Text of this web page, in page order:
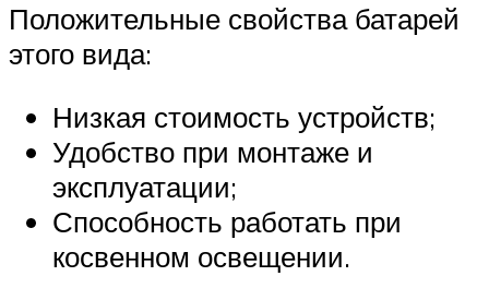
Положительные свойства батарей
этого вида:
Низкая стоимость устройств;
Удобство при монтаже и
эксплуатации;
Способность работать при
косвенном освещении.